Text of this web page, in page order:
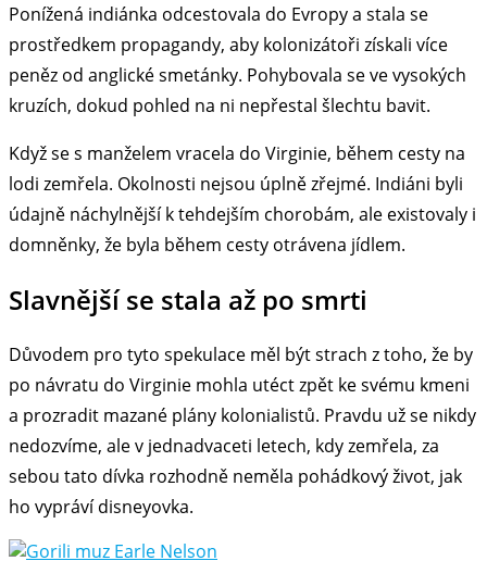
Ponížená indiánka odcestovala do Evropy a stala se
prostředkem propagandy, aby kolonizátoři získali více
peněz od anglické smetánky. Pohybovala se ve vysokých
kruzích, dokud pohled na ni nepřestal šlechtu bavit.
Když se s manželem vracela do Virginie, během cesty na
lodi zemřela. Okolnosti nejsou úplně zřejmé. Indiáni byli
údajně náchylnější k tehdejším chorobám, ale existovaly i
domněnky, že byla během cesty otrávena jídlem.
Slavnější se stala až po smrti
Důvodem pro tyto spekulace měl být strach z toho, že by
po návratu do Virginie mohla utéct zpět ke svému kmeni
a prozradit mazané plány kolonialistů. Pravdu už se nikdy
nedozvíme, ale v jednadvaceti letech, kdy zemřela, za
sebou tato dívka rozhodně neměla pohádkový život, jak
ho vypráví disneyovka.